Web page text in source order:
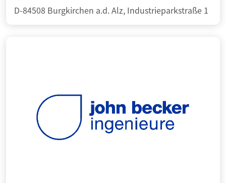
D-84508 Burgkirchen a.d. Alz, Industrieparkstraße 1